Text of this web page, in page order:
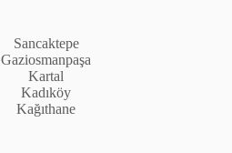
Sancaktepe
Gaziosmanpaşa
Kartal
Kadıköy
Kağıthane